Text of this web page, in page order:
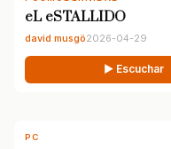
eL eSTALLIDO
david musgö2026-04-29
▶ Escuchar
PC